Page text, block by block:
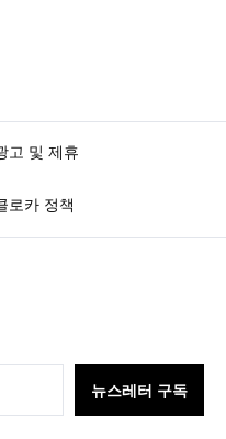
고 및 제휴
로카 정책
뉴스레터 구독